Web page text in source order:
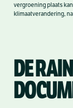
vergroening plaats
klimaatverandering,
DE